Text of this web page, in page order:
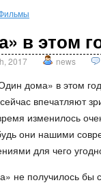
в этом
2017 news
дома» в этом
впечатляют
изменилось
они нашими
для чего